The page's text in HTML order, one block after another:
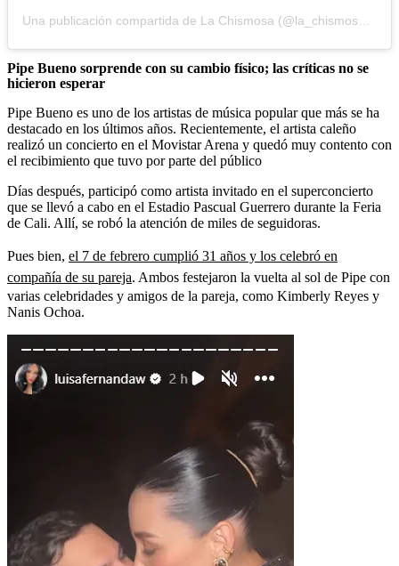
Pipe Bueno sorprende con su cambio físico; las críticas no se
hicieron esperar
Pipe Bueno es uno de los artistas de música popular que más se ha
destacado en los últimos años. Recientemente, el artista caleño
realizó un concierto en el Movistar Arena y quedó muy contento con
el recibimiento que tuvo por parte del público
Días después, participó como artista invitado en el superconcierto
que se llevó a cabo en el Estadio Pascual Guerrero durante la Feria
de Cali. Allí, se robó la atención de miles de seguidoras.
Pues bien, el 7 de febrero cumplió 31 años y los celebró en
compañía de su pareja. Ambos festejaron la vuelta al sol de Pipe con
varias celebridades y amigos de la pareja, como Kimberly Reyes y
Nanis Ochoa.